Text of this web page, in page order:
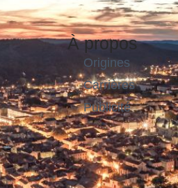
À propos
Origines
Carrières
Publicité